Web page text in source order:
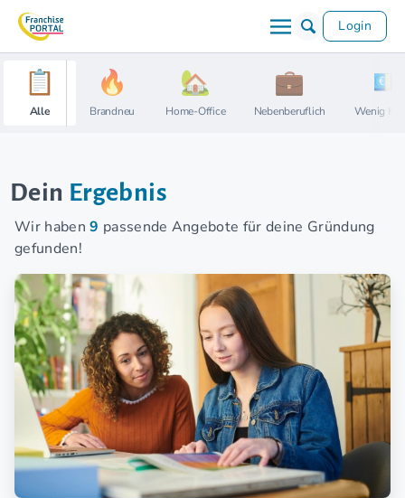
Login
Alle Brandneu Home-Office Nebenberuflich Wenig
Dein Ergebnis
Wir haben9 passende Angebote für deine Gründung
gefunden!